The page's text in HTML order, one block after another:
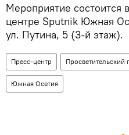
Мероприятие состоится
центре Sputnik Южная
ул. Путина, 5 (3-й этаж).
Пресс-центр Просветительский
Южная Осетия